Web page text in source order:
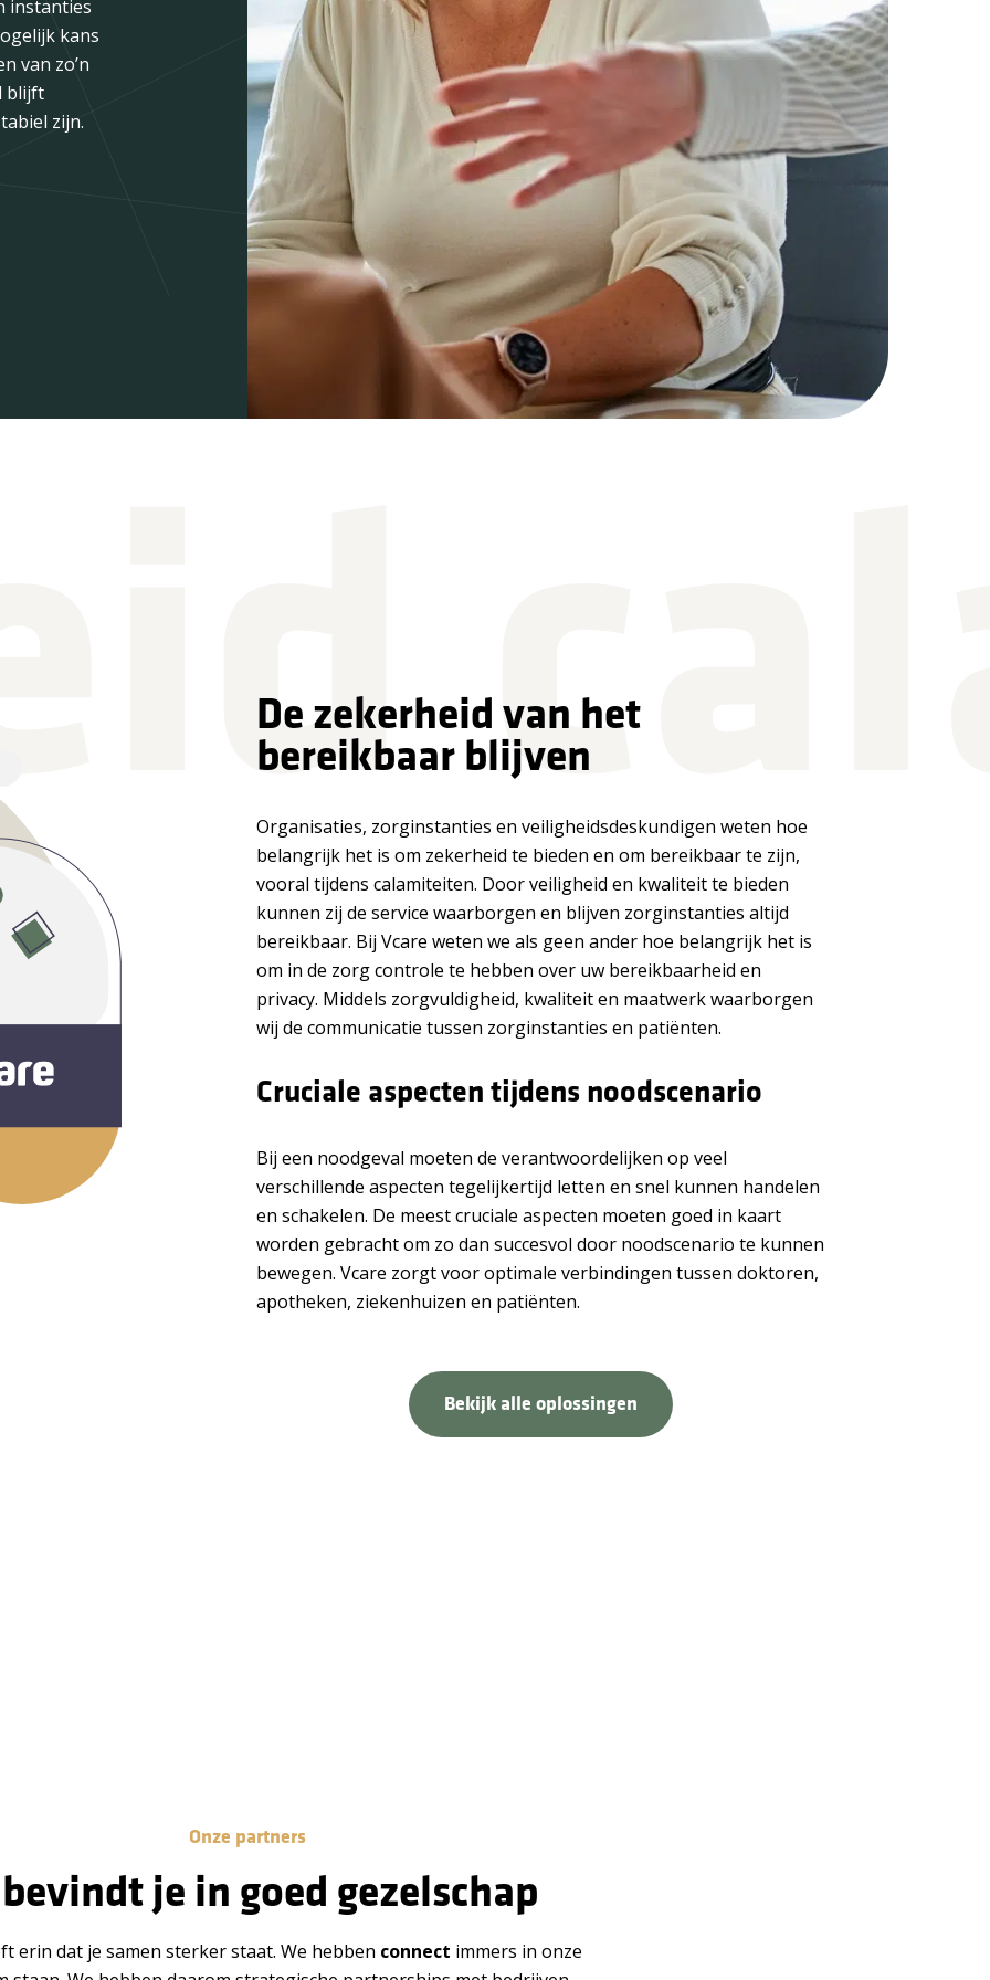
instanties
kans
van zo’n
blijft
zijn.
modus
gang
zorgt
De zekerheid van het
bereikbaar blijven
Organisaties, zorginstanties en veiligheidsdeskundigen weten hoe
belangrijk het is om zekerheid te bieden en om bereikbaar te zijn,
vooral tijdens calamiteiten. Door veiligheid en kwaliteit te bieden
kunnen zij de service waarborgen en blijven zorginstanties altijd
bereikbaar. Bij Vcare weten we als geen ander hoe belangrijk het is
om in de zorg controle te hebben over uw bereikbaarheid en
privacy. Middels zorgvuldigheid, kwaliteit en maatwerk waarborgen
wij de communicatie tussen zorginstanties en patiënten.
Cruciale aspecten tijdens noodscenario
Bij een noodgeval moeten de verantwoordelijken op veel
verschillende aspecten tegelijkertijd letten en snel kunnen handelen
en schakelen. De meest cruciale aspecten moeten goed in kaart
worden gebracht om zo dan succesvol door noodscenario te kunnen
bewegen. Vcare zorgt voor optimale verbindingen tussen doktoren,
apotheken, ziekenhuizen en patiënten.
Bekijk alle oplossingen
Onze partners
je in goed gezelschap
erin dat je samen sterker staat. We hebben connect immers in onze